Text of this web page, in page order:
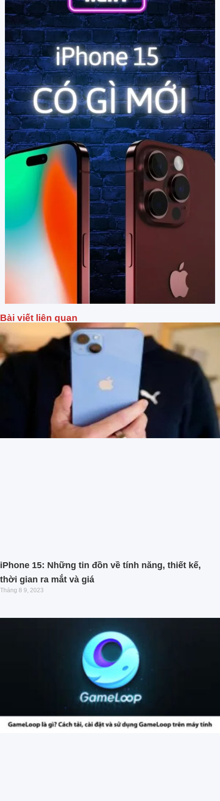
Bài viết liên quan
iPhone 15: Những tin đồn về tính năng, thiết kế,
thời gian ra mắt và giá
Tháng 8 9, 2023